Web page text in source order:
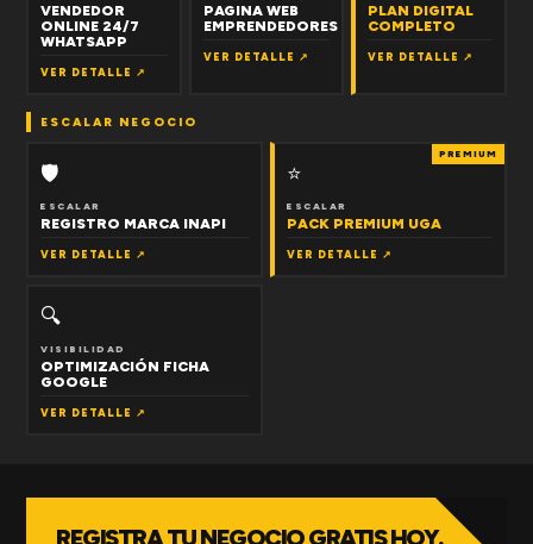
VENDEDOR
ONLINE 24/7
WHATSAPP
VER DETALLE ↗
PAGINA WEB
EMPRENDEDORES
VER DETALLE ↗
PLAN DIGITAL
COMPLETO
VER DETALLE ↗
ESCALAR NEGOCIO
🛡
ESCALAR
REGISTRO MARCA INAPI
VER DETALLE ↗
PREMIUM
⭐
ESCALAR
PACK PREMIUM UGA
VER DETALLE ↗
🔍
VISIBILIDAD
OPTIMIZACIÓN FICHA
GOOGLE
VER DETALLE ↗